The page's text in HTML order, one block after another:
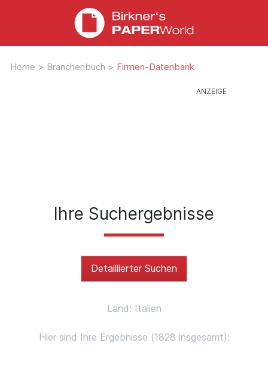
Home > Branchenbuch > Firmen-Datenbank
Ihre Suchergebnisse
Detaillierter Suchen
Land: Italien
Hier sind Ihre Ergebnisse (1828 insgesamt):